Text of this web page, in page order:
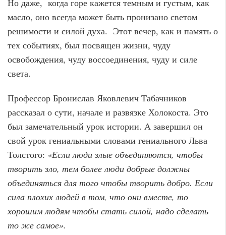
Но даже, когда горе кажется темным и густым, как
масло, оно всегда может быть пронизано светом
решимости и силой духа. Этот вечер, как и память о
тех событиях, был посвящен жизни, чуду
освобождения, чуду воссоединения, чуду и силе
света.
Профессор Бронислав Яковлевич Табачников
рассказал о сути, начале и развязке Холокоста. Это
был замечательный урок истории. А завершил он
свой урок гениальными словами гениального Льва
Толстого: «Если люди злые объединяются, чтобы
творить зло, тем более люди добрые должны
объединяться для того чтобы творить добро. Если
сила плохих людей в том, что они вместе, то
хорошим людям чтобы стать силой, надо сделать
то же самое».